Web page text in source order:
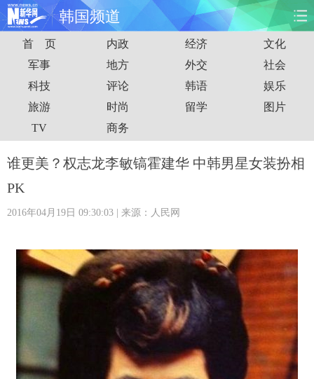
韩国频道
首页 时政 国际 财经
娱乐 体育 人事 教育
时尚 思客
港澳 台湾 华人 汽车
旅游 健康 信息化 数据
公益 军事 无人机
摄影 新华广播
新华电视中文 新华电视英文 返回PC
首 页 内政 经济
文化
军事
地方 外交
社会
科技
评论 韩语
娱乐
旅游
时尚 留学
图片
TV
商务
谁更美？权志龙李敏镐霍建华 中韩男星女装扮相
PK
2016年04月19日 09:30:03 | 来源：人民网